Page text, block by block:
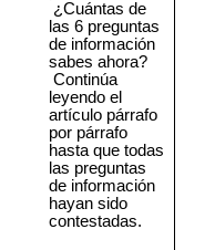
¿Cuántas de
las 6 preguntas
de información
sabes ahora?
Continúa
leyendo el
artículo párrafo
por párrafo
hasta que todas
las preguntas
de información
hayan sido
contestadas.